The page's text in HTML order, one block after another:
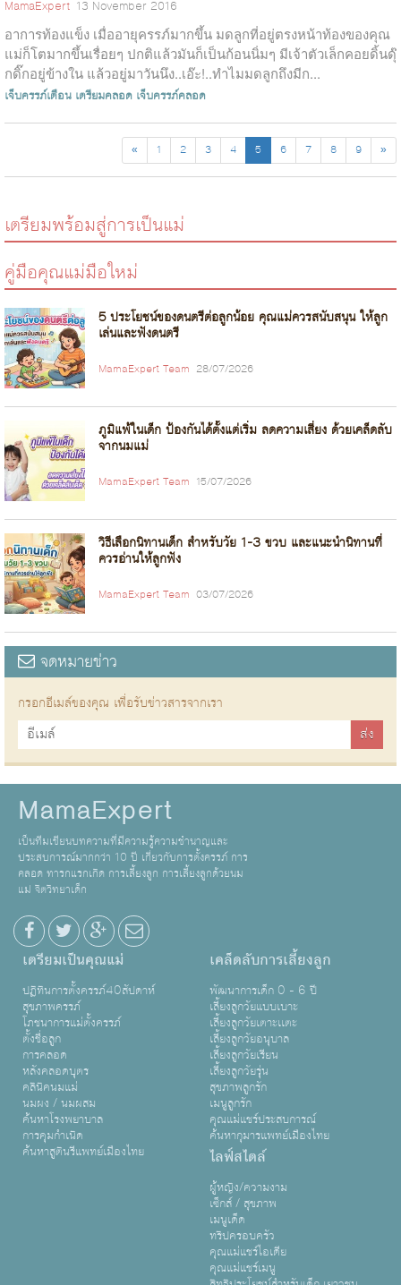
MamaExpert 13 November 2016
อาการท้องแข็ง เมื่ออายุครรภ์มากขึ้น มดลูกที่อยู่ตรงหน้าท้องของคุณ
แม่ก็โตมากขึ้นเรื่อยๆ ปกติแล้วมันก็เป็นก้อนนิ่มๆ มีเจ้าตัวเล็กคอยดิ้นดุ๊
กดิ๊กอยู่ข้างใน แล้วอยู่มาวันนึง..เอ๊ะ!..ทำไมมดลูกถึงมีก...
เจ็บครรภ์เตือน เตรียมคลอด เจ็บครรภ์คลอด
« 1 2 3 4 5 6 7 8 9 »
เตรียมพร้อมสู่การเป็นแม่
คู่มือคุณแม่มือใหม่
5 ประโยชน์ของดนตรีต่อลูกน้อย คุณแม่ควรสนับสนุน ให้ลูก
เล่นและฟังดนตรี
MamaExpert Team 28/07/2026
ภูมิแพ้ในเด็ก ป้องกันได้ตั้งแต่เริ่ม ลดความเสี่ยง ด้วยเคล็ดลับ
จากนมแม่
MamaExpert Team 15/07/2026
วิธีเลือกนิทานเด็ก สำหรับวัย 1-3 ขวบ และแนะนำนิทานที่
ควรอ่านให้ลูกฟัง
MamaExpert Team 03/07/2026
จดหมายข่าว
กรอกอีเมล์ของคุณ เพื่อรับข่าวสารจากเรา
MamaExpert
เป็นทีมเขียนบทความที่มีความรู้ความชำนาญและ
ประสบการณ์มากกว่า 10 ปี เกี่ยวกับการตั้งครรภ์ การ
คลอด ทารกแรกเกิด การเลี้ยงลูก การเลี้ยงลูกด้วยนม
แม่ จิตวิทยาเด็ก
เตรียมเป็นคุณแม่
ปฏิทินการตั้งครรภ์40สัปดาห์
สุขภาพครรภ์
โภชนาการแม่ตั้งครรภ์
ตั้งชื่อลูก
การคลอด
หลังคลอดบุตร
คลินิคนมแม่
นมผง / นมผสม
ค้นหาโรงพยาบาล
การคุมกำเนิด
ค้นหาสูตินรีแพทย์เมืองไทย
เคล็ดลับการเลี้ยงลูก
พัฒนาการเด็ก 0 - 6 ปี
เลี้ยงลูกวัยแบบเบาะ
เลี้ยงลูกวัยเตาะเเตะ
เลี้ยงลูกวัยอนุบาล
เลี้ยงลูกวัยเรียน
เลี้ยงลูกวัยรุ่น
สุขภาพลูกรัก
เมนูลูกรัก
คุณแม่แชร์ประสบการณ์
ค้นหากุมารแพทย์เมืองไทย
ไลฟ์สไตล์
ผู้หญิง/ความงาม
เซ็กส์ / สุขภาพ
เมนูเด็ด
ทริปครอบครัว
คุณแม่แชร์ไอเดีย
คุณแม่แชร์เมนู